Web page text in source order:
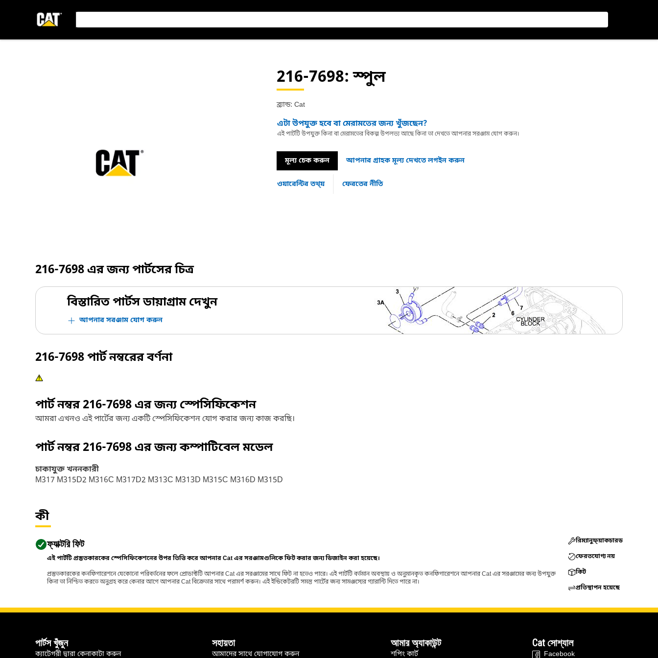
216-7698: স্পুল
ব্র্যান্ড: Cat
এটা উপযুক্ত হবে বা মেরামতের জন্য খুঁজছেন?
এই পার্টটি উপযুক্ত কিনা বা মেরামতের বিকল্প উপলভ্য আছে কিনা তা দেখতে আপনার সরঞ্জাম যোগ করুন।
মূল্য চেক করুন আপনার গ্রাহক মূল্য দেখতে লগইন করুন
ওয়ারেন্টির তথ্য় ফেরতের নীতি
216-7698এর জন্য পার্টসের চিত্র
বিস্তারিত পার্টস ডায়াগ্রাম দেখুন
আপনার সরঞ্জাম যোগ করুন
216-7698পার্ট নম্বরের বর্ণনা
পার্ট নম্বর216-7698এর জন্য স্পেসিফিকেশন
আমরা এখনও এই পার্টের জন্য একটি স্পেসিফিকেশন যোগ করার জন্য কাজ করছি।
পার্ট নম্বর216-7698এর জন্য কম্পাটিবেল মডেল
চাকাযুক্ত খননকারী
M317 M315D2 M316C M317D2 M313C M313D M315C M316D M315D
কী
ফ্যাক্টরি ফিট
এই পার্টটি প্রস্তুতকারকের স্পেসিফিকেশনের উপর ভিত্তি করে আপনার Cat এর সরঞ্জামগুলিকে ফিট করার জন্য ডিজাইন করা হয়েছে।
প্রস্তুতকারকের কনফিগারেশনে যেকোনো পরিবর্তনের ফলে প্রোডাক্টটি আপনার Cat এর সরঞ্জামের সাথে ফিট না হতেও পারে। এই পার্টটি বর্তমান অবস্থায় ও অনুমানকৃত কনফিগারেশনে আপনার Cat এর সরঞ্জামের জন্য উপযুক্ত
কিনা তা নিশ্চিত করতে অনুগ্রহ করে কেনার আগে আপনার Cat বিক্রেতার সাথে পরামর্শ করুন। এই ইন্ডিকেটরটি সমস্ত পার্টের জন্য সামঞ্জস্যের গ্যারান্টি দিতে পারে না।
রিম্যানুফ্য়াকচারড
ফেরতযোগ্য নয়
কিট
প্রতিস্থাপন হয়েছে
পার্টস খুঁজুন
ক্যাটেগরী দ্বারা কেনাকাটা করুন
সহায়তা
আমাদের সাথে যোগাযোগ করুন
আমার অ্যাকাউন্ট
শপিং কার্ট
Cat সোশ্যাল
Facebook